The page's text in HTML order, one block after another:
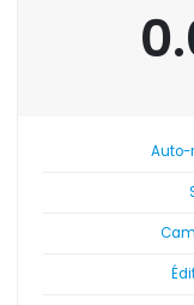
Auto-